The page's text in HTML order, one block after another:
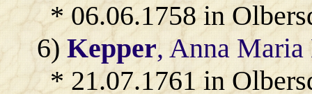
* 06.06.1758 in
6)Kepper, Anna Maria
* 21.07.1761 in